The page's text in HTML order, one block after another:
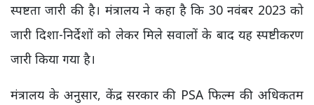
स्पष्टता जारी की है। मंत्रालय ने कहा है कि 30 नवंबर 2023 को
जारी दिशा-निर्देशों को लेकर मिले सवालों के बाद यह स्पष्टीकरण
जारी किया गया है।
मंत्रालय के अनुसार, केंद्र सरकार की PSA फिल्म की अधिकतम